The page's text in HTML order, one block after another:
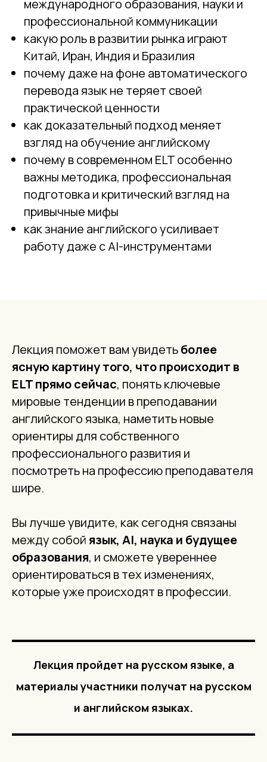
международного образования, науки и
профессиональной коммуникации
какую роль в развитии рынка играют
Китай, Иран, Индия и Бразилия
почему даже на фоне автоматического
перевода язык не теряет своей
практической ценности
как доказательный подход меняет
взгляд на обучение английскому
почему в современном ELT особенно
важны методика, профессиональная
подготовка и критический взгляд на
привычные мифы
как знание английского усиливает
работу даже с AI-инструментами
Лекция поможет вам увидетьболее
ясную картину того, что происходит в
ELT прямо сейчас, понять ключевые
мировые тенденции в преподавании
английского языка, наметить новые
ориентиры для собственного
профессионального развития и
посмотреть на профессию преподавателя
шире.
Вы лучше увидите, как сегодня связаны
между собой язык, AI, наука и будущее
образования, и сможете увереннее
ориентироваться в тех изменениях,
которые уже происходят в профессии.
Лекция пройдет на русском языке, а
материалы участники получат на русском
и английском языках.